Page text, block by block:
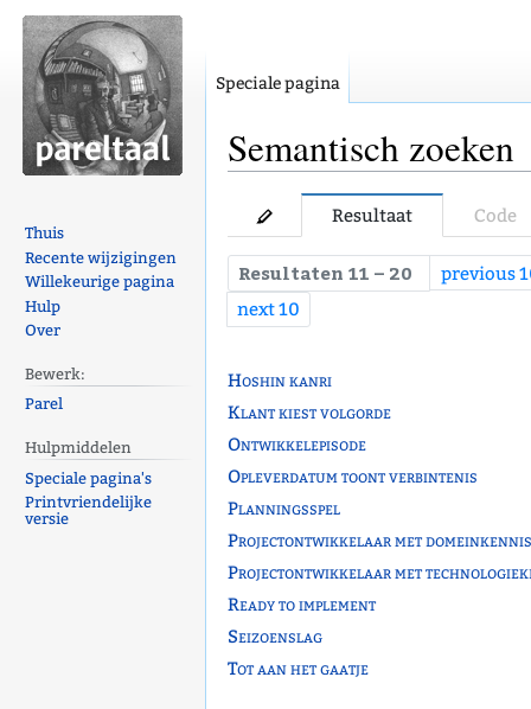
Semantisch zoeken
Naar
navigatie
springen
Naar
zoeken
springen
Resultaat Code
Resultaten 11 – 20
previous
next 10
Hoshin kanri
Klant kiest volgorde
Ontwikkelepisode
Opleverdatum toont verbintenis
Planningsspel
Projectontwikkelaar met domeinkennis
Projectontwikkelaar met
Ready to implement
Seizoenslag
Tot aan het gaatje
Speciale pagina
Thuis
Recente wijzigingen
Willekeurige pagina
Hulp
Over
Bewerk:
Parel
Hulpmiddelen
Speciale pagina's
Printvriendelijke
versie